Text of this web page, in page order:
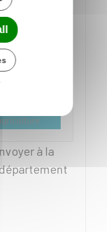
à la